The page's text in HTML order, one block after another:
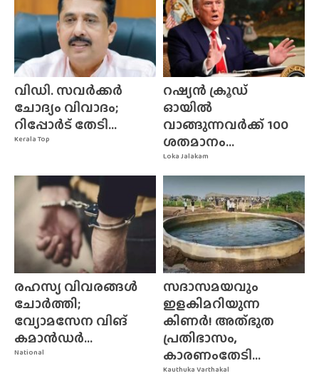
Kerala Top
വിഡി. സവർക്കർ
ചോദ്യം വിവാദം;
റിപ്പോർട് തേടി...
Loka Jalakam
റഷ്യൻ ക്രൂഡ്
ഓയിൽ
വാങ്ങുന്നവർക്ക് 100
ശതമാനം...
National
രഹസ്യ വിവരങ്ങൾ
ചോർത്തി;
വ്യോമസേന വിങ്‌
കമാൻഡർ...
Kauthuka Varthakal
സദാസമയവും
ഇളകിമറിയുന്ന
കിണർ! അത്‌ഭുത
പ്രതിഭാസം,
കാരണംതേടി...